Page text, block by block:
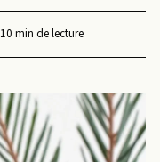
10 min de lecture